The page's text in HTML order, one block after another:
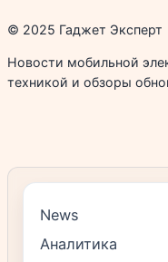
© 2025 Гаджет Эксперт
Новости мобильной
техникой и обзоры
News
Аналитика